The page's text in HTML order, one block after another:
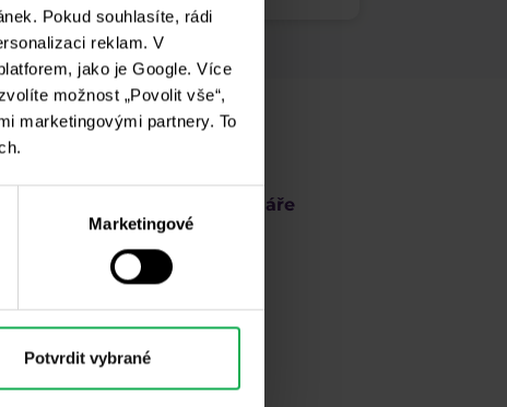
Pokud souhlasíte, rádi
reklam. V
jako je Google. Více
možnost „Povolit vše“,
marketingovými partnery. To
Marketingové
Potvrdit vybrané
Trading Room webináře
FAQ
Obchodní platformy
Kontakt